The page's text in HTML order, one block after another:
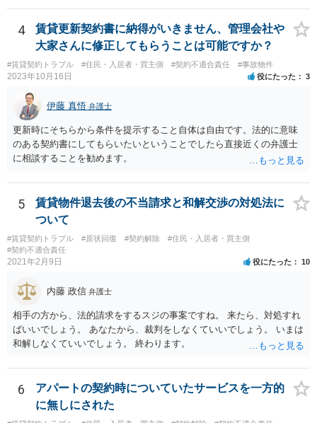
え、説得力のある説明と資料を用意することだと思います。 ただ、今
回提出を予定している資料がどのようなものであるのか、争点とどの
ような関係があるのか、なぜ調停を選択したのか等の個別事情によっ
て具体的なに採るべき手段は変わってくるため、上記はあくまで個別
事情を踏まえない一般論としてご理解いただき、本件でどのように対
応すべきであるかについては弁護士へ直接相談された方がよいと思い
ます。
4
賃貸更新契約書に納得がいきません、管理会社や
大家さんに修正してもらうことは可能ですか？
#賃貸契約トラブル #住民・入居者・買主側 #契約不適合責任 #事故物件
2023年10月16日 役にたった 3
伊藤 真悟 弁護士
更新時にそちらから条件を提示すること自体は自由です。法的に意味
のある契約書にしてもらいたいということでしたら直接近くの弁護士
に相談することを勧めます。
5
賃貸物件退去後の不当請求と和解交渉の対処法に
ついて
#賃貸契約トラブル #原状回復 #契約解除
#住民・入居者・買主側
#契約不適合責任
2021年2月9日 役にたった 10
内藤 政信 弁護士
相手の方から、法的請求をするスジの事案ですね。 来たら、対処すれ
ばいいでしょう。 あなたから、裁判をしなくていいでしょう。 いまは
和解しなくていいでしょう。 終わります。
6
アパートの契約時についていたサービスを一方的
に無しにされた